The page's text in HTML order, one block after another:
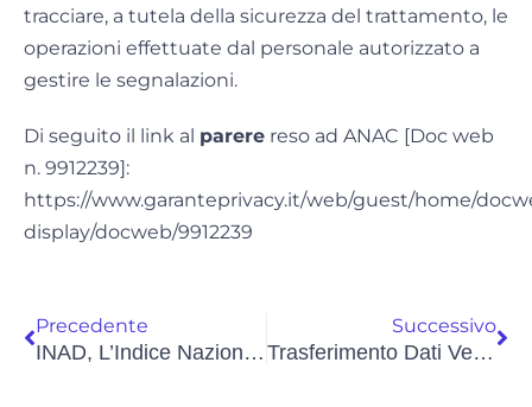
tracciare, a tutela della sicurezza del trattamento, le
operazioni effettuate dal personale autorizzato a
gestire le segnalazioni.
Di seguito il link al parere reso ad ANAC [Doc web
n. 9912239]:
https://www.garanteprivacy.it/web/guest/home/
display/docweb/9912239
Precedente
INAD, L’Indice Nazionale Dei Domicili Digitali, Da Oggi È Consultabile Per Tutti
Successivo
Trasferimento Dati Verso Gli USA: La Decisione Di Adeguatezza Della Commissione Europea